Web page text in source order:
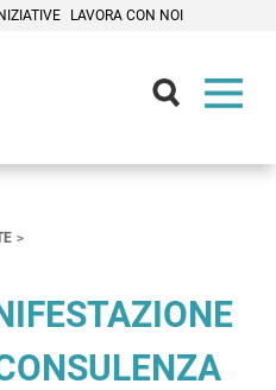
INIZIATIVE LAVORA CON NOI